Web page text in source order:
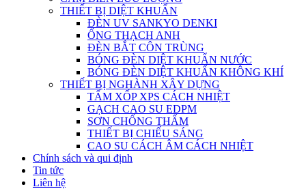
THIẾT BỊ DIỆT KHUẨN
ĐÈN UV SANKYO DENKI
ỐNG THẠCH ANH
ĐÈN BẮT CÔN TRÙNG
BÓNG ĐÈN DIỆT KHUẨN NƯỚC
BÓNG ĐÈN DIỆT KHUẨN KHÔNG KHÍ
THIẾT BỊ NGHÀNH XÂY DỰNG
TẤM XỐP XPS CÁCH NHIỆT
GẠCH CAO SU EDPM
SƠN CHỐNG THẤM
THIẾT BỊ CHIẾU SÁNG
CAO SU CÁCH ÂM CÁCH NHIỆT
Chính sách và qui định
Tin tức
Liên hệ